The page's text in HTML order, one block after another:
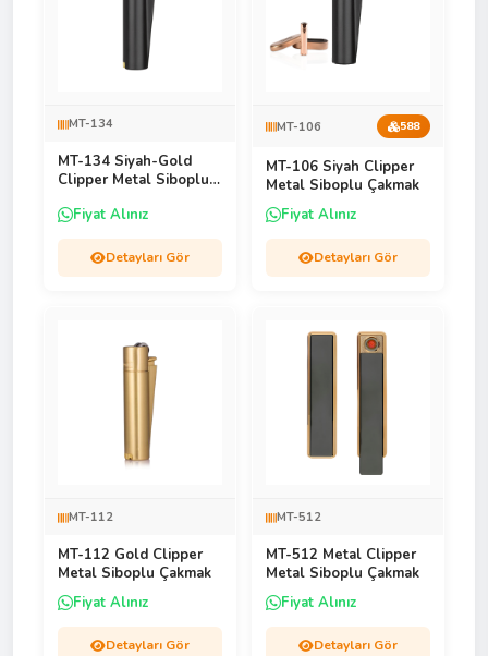
MT-134
MT-134 Siyah-Gold
Clipper Metal Siboplu
Fiyat Alınız
Detayları Gör
MT-106 588
MT-106 Siyah Clipper
Metal Siboplu Çakmak
Fiyat Alınız
Detayları Gör
MT-112
MT-112 Gold Clipper
Metal Siboplu Çakmak
Fiyat Alınız
Detayları Gör
MT-512
MT-512 Metal Clipper
Metal Siboplu Çakmak
Fiyat Alınız
Detayları Gör